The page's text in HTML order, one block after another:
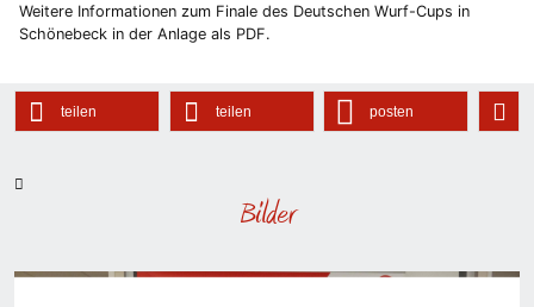
Weitere Informationen zum Finale des Deutschen Wurf-Cups in
Schönebeck in der Anlage als PDF.
teilen teilen posten
Bilder